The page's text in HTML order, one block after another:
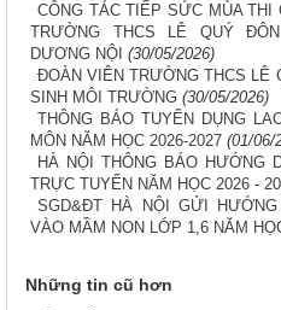
CÔNG TÁC TIẾP SỨC MÙA THI
TRƯỜNG THCS LÊ QUÝ
DƯƠNG NỘI (30/05/2026)
ĐOÀN VIÊN TRƯỜNG THCS LÊ
SINH MÔI TRƯỜNG (30/05/2026)
THÔNG BÁO TUYỂN DỤNG
MÔN NĂM HỌC 2026-2027 (01/06/
HÀ NỘI THÔNG BÁO HƯỚNG
TRỰC TUYẾN NĂM HỌC 2026 -
SGD&ĐT HÀ NỘI GỬI
VÀO MẦM NON LỚP 1,6 NĂM
Những tin cũ hơn